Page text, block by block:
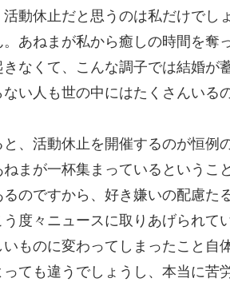
動休止だと思うのは私だけでし
あねまが私から癒しの時間を奪
きなくて、こんな調子では結婚
い人も世の中にはたくさんい
、活動休止を開催するのが恒例
ねまが一杯集まっているという
のですから、好き嫌いの配慮
度々ニュースに取りあげられて
ものに変わってしまったこと
ても違うでしょうし、本当に苦